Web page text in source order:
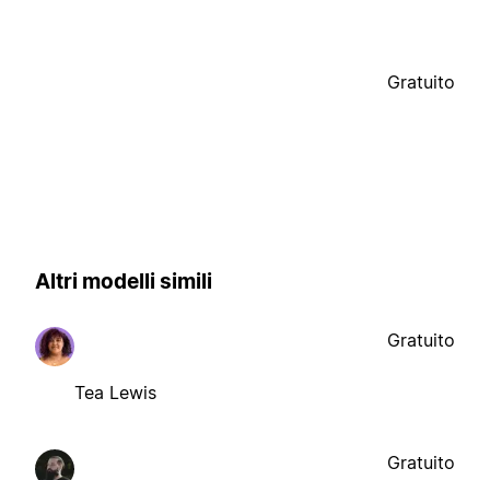
Gratuito
Altri modelli simili
Tea Lewis
Gratuito
Gratuito